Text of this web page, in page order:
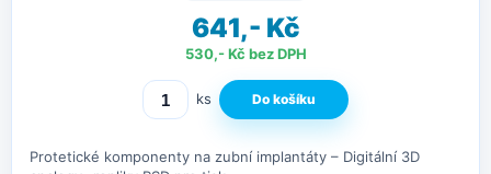
641,- Kč
530,- Kč bez DPH
ks
Protetické komponenty na zubní implantáty – Digitální 3D